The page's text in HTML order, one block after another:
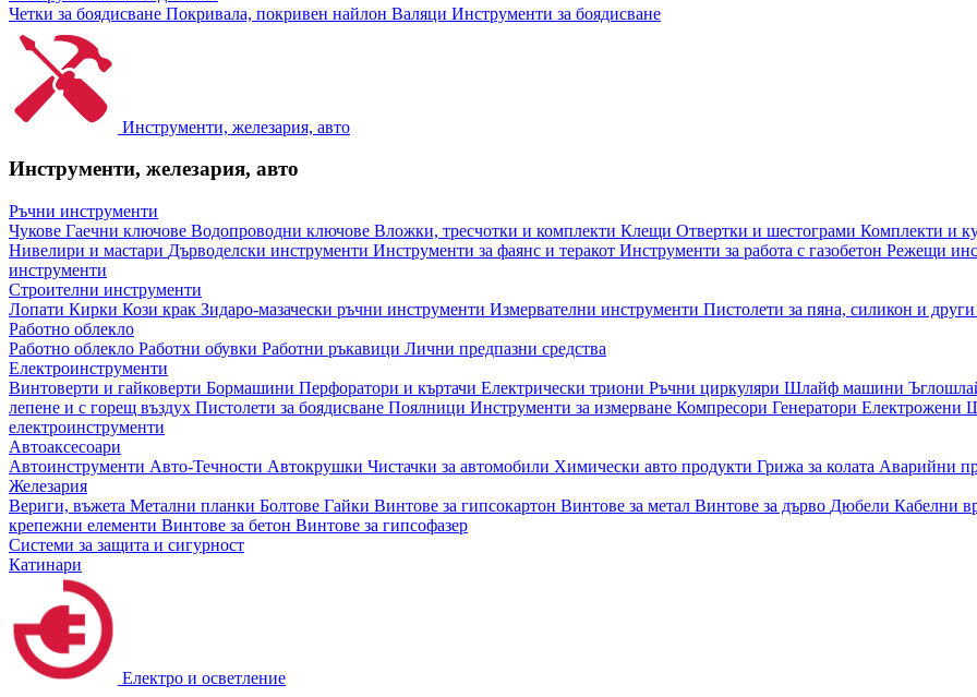
Четки за боядисване Покривала, покривен найлон Валяци Инструменти за боядисване
Инструменти, железария, авто
Инструменти, железария, авто
Ръчни инструменти
Чукове Гаечни ключове Водопроводни ключове Вложки, тресчотки и комплекти Клещи Отвертки и шестограми Комплекти и
Нивелири и мастари Дърводелски инструменти Инструменти за фаянс и теракот Инструменти за работа с газобетон Режещи
инструменти
Строителни инструменти
Лопати Кирки Кози крак Зидаро-мазачески ръчни инструменти Измервателни инструменти Пистолети за пяна, силикон и
Работно облекло
Работно облекло Работни обувки Работни ръкавици Лични предпазни средства
Електроинструменти
Винтоверти и гайковерти Бормашини Перфоратори и къртачи Електрически триони Ръчни циркуляри Шлайф машини
лепене и с горещ въздух Пистолети за боядисване Поялници Инструменти за измерване Компресори Генератори Електрожени
електроинструменти
Автоаксесоари
Автоинструменти Авто-Течности Автокрушки Чистачки за автомобили Химически авто продукти Грижа за колата Аварийни
Железария
Вериги, въжета Метални планки Болтове Гайки Винтове за гипсокартон Винтове за метал Винтове за дърво Дюбели Кабелни
крепежни елементи Винтове за бетон Винтове за гипсофазер
Системи за защита и сигурност
Катинари
Електро и осветление